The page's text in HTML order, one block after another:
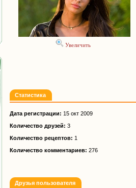
Увеличить
Статистика
Дата регистрации: 15 окт 2009
Количество друзей: 3
Количество рецептов: 1
Количество комментариев: 276
Друзья пользователя